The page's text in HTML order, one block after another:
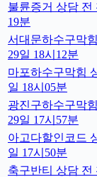
불륜증거 상담 전
19분
서대문하수구막
29일 18시12분
마포하수구막힘
일 18시05분
광진구하수구막
29일 17시57분
아고다할인코드
일 17시50분
축구반티 상담 전